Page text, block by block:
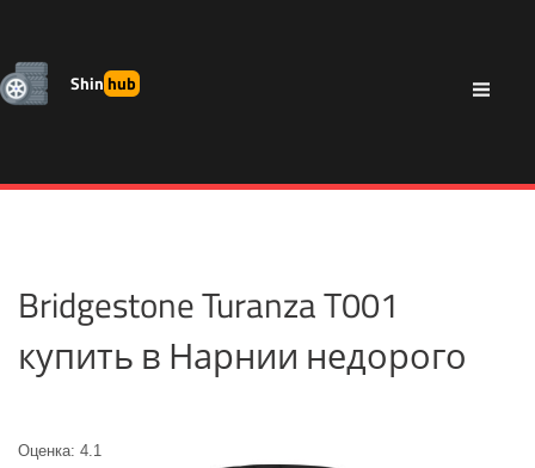
Shinhub
Bridgestone Turanza T001
купить в Нарнии недорого
Оценка: 4.1